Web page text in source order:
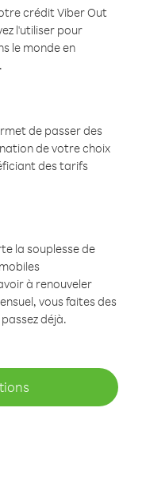
crédit Viber Out
l'utiliser pour
le monde en
de passer des
de votre choix
des tarifs
la souplesse de
à renouveler
vous faites des
déjà.